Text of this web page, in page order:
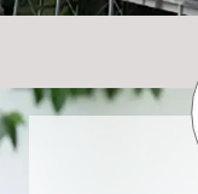
翌日より通常営
【開業10周年の